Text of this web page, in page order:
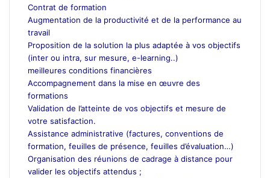
Contrat de formation
Augmentation de la productivité et de la performance au
travail
Proposition de la solution la plus adaptée à vos objectifs
(inter ou intra, sur mesure, e-learning..)
meilleures conditions financières
Accompagnement dans la mise en œuvre des
formations
Validation de l’atteinte de vos objectifs et mesure de
votre satisfaction.
Assistance administrative (factures, conventions de
formation, feuilles de présence, feuilles d’évaluation…)
Organisation des réunions de cadrage à distance pour
valider les objectifs attendus ;